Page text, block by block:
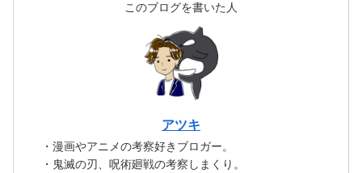
このブログを書いた人
アツキ
・漫画やアニメの考察好きブロガー。
・鬼滅の刃、呪術廻戦の考察しまくり。